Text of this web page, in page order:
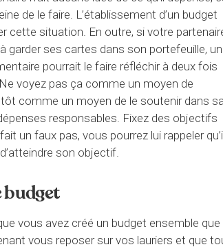
de le faire. L’établissement d’un budget
cette situation. En outre, si votre
garder ses cartes dans son portefeuille,
pourrait le faire réfléchir à deux fois
voyez pas ça comme un moyen de
comme un moyen de le soutenir dans
responsables. Fixez des objectifs
un faux pas, vous pourrez lui rappeler
son objectif.
budget
vous avez créé un budget ensemble que
vous reposer sur vos lauriers et que